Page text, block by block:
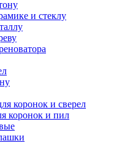
и стеклу
коронок и сверел
коронок и пил